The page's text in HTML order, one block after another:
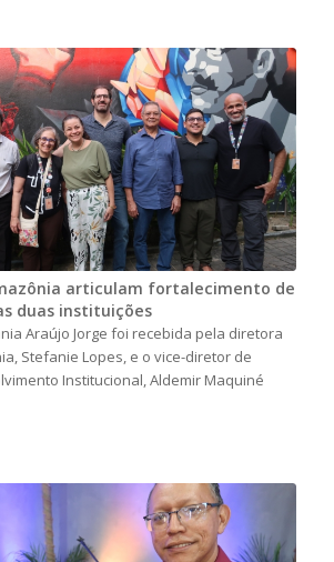
articulam fortalecimento de
duas instituições
Araújo Jorge foi recebida pela diretora
Stefanie Lopes, e o vice-diretor de
Institucional, Aldemir Maquiné